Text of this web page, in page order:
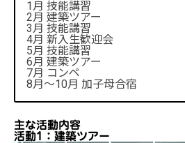
1月 技能講習
2月 建築ツアー
3月 技能講習
4月 新入生歓迎会
5月 技能講習
6月 建築ツアー
7月 コンペ
8月～10月 加子母合宿
主な活動内容
活動1：建築ツアー